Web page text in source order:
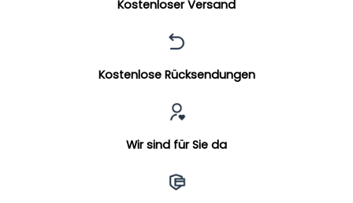
Kostenloser Versand
Kostenlose Rücksendungen
Wir sind für Sie da